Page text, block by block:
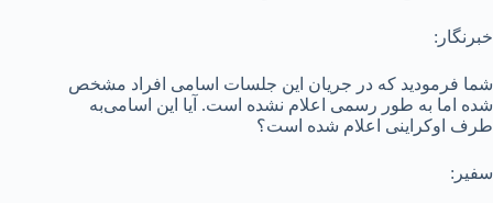
خبرنگار:
شما فرمودید که در جریان این جلسات اسامی افراد مشخص
شده اما به طور رسمی اعلام نشده است. آیا این اسامی‌به
طرف اوکراینی اعلام شده است؟
سفیر: